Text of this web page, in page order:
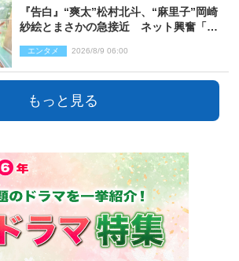
『告白』“爽太”松村北斗、“麻里子”岡崎
紗絵とまさかの急接近 ネット興奮「そ
り）
エンタメ 2026/8/9 06:00
もっと見る